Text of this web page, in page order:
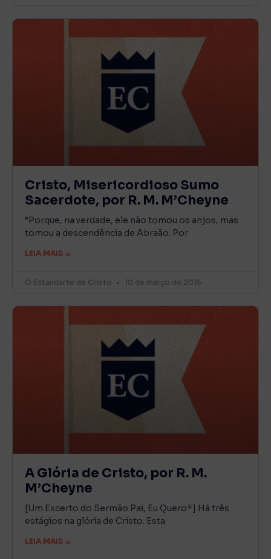
Cristo, Misericordioso Sumo
Sacerdote, por R. M. M’Cheyne
“Porque, na verdade, ele não tomou os anjos, mas
tomou a descendência de Abraão. Por
LEIA MAIS »
O Estandarte de Cristo 10 de março de 2015
A Glória de Cristo, por R. M.
M’Cheyne
[Um Excerto do Sermão Pai, Eu Quero*] Há três
estágios na glória de Cristo. Esta
LEIA MAIS »